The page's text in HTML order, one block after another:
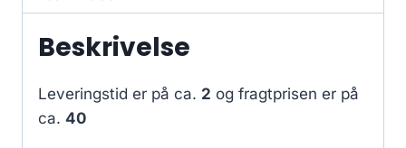
Beskrivelse
Leveringstid er på ca. 2 og fragtprisen er på
ca. 40